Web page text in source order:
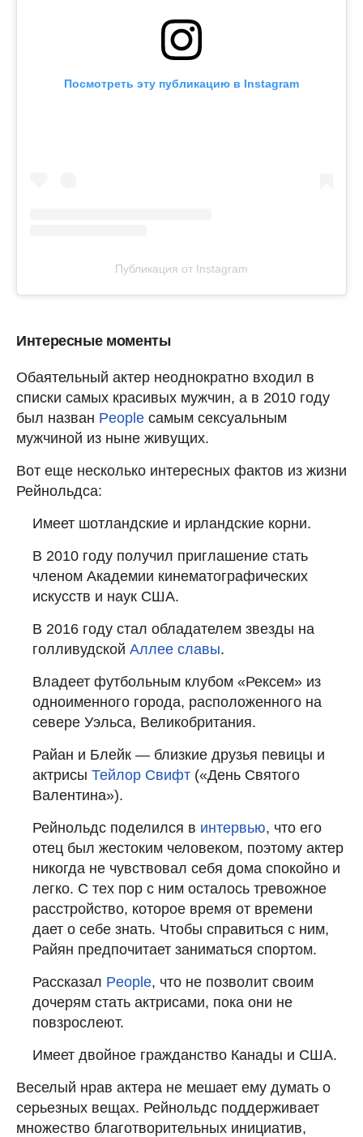
Посмотреть эту публикацию в Instagram
Публикация от Instagram
Интересные моменты
Обаятельный актер неоднократно входил в
списки самых красивых мужчин, а в 2010 году
был назван People самым сексуальным
мужчиной из ныне живущих.
Вот еще несколько интересных фактов из жизни
Рейнольдса:
Имеет шотландские и ирландские корни.
В 2010 году получил приглашение стать
членом Академии кинематографических
искусств и наук США.
В 2016 году стал обладателем звезды на
голливудской Аллее славы.
Владеет футбольным клубом «Рексем» из
одноименного города, расположенного на
севере Уэльса, Великобритания.
Райан и Блейк — близкие друзья певицы и
актрисы Тейлор Свифт («День Святого
Валентина»).
Рейнольдс поделился в интервью, что его
отец был жестоким человеком, поэтому актер
никогда не чувствовал себя дома спокойно и
легко. С тех пор с ним осталось тревожное
расстройство, которое время от времени
дает о себе знать. Чтобы справиться с ним,
Райян предпочитает заниматься спортом.
Рассказал People, что не позволит своим
дочерям стать актрисами, пока они не
повзрослеют.
Имеет двойное гражданство Канады и США.
Веселый нрав актера не мешает ему думать о
серьезных вещах. Рейнольдс поддерживает
множество благотворительных инициатив,